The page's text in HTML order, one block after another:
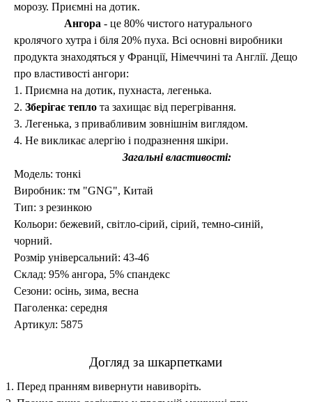
морозу. Приємні на дотик.
Ангора - це 80% чистого натурального
кролячого хутра і біля 20% пуха. Всі основні виробники
продукта знаходяться у Франції, Німеччині та Англії. Дещо
про властивості ангори:
1. Приємна на дотик, пухнаста, легенька.
2. Зберігає тепло та захищає від перегрівання.
3. Легенька, з привабливим зовнішнім виглядом.
4. Не викликає алергію і подразнення шкіри.
Загальні властивості:
Модель: тонкі
Виробник: тм "GNG", Китай
Тип: з резинкою
Кольори: бежевий, світло-сірий, сірий, темно-синій,
чорний.
Розмір універсальний: 43-46
Склад: 95% ангора, 5% спандекс
Сезони: осінь, зима, весна
Паголенка: середня
Артикул: 5875
Догляд за шкарпетками
1. Перед пранням вивернути навиворіть.